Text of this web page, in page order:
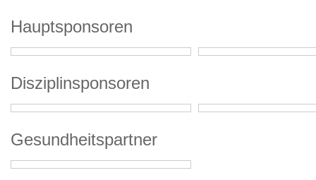
Hauptsponsoren
Disziplinsponsoren
Gesundheitspartner